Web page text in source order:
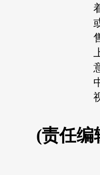
(责任编